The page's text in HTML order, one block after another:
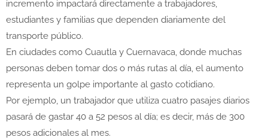
incremento impactará directamente a trabajadores,
estudiantes y familias que dependen diariamente del
transporte público.
En ciudades como Cuautla y Cuernavaca, donde muchas
personas deben tomar dos o más rutas al día, el aumento
representa un golpe importante al gasto cotidiano.
Por ejemplo, un trabajador que utiliza cuatro pasajes diarios
pasará de gastar 40 a 52 pesos al día; es decir, más de 300
pesos adicionales al mes.